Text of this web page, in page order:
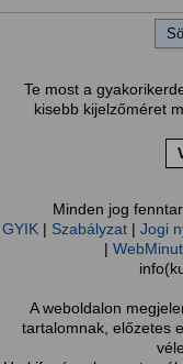
Te most a
kisebb kijelzőméret
Minden jog
GYIK| Szabályzat| Jogi
|
A weboldalon
tartalomnak, előzetes